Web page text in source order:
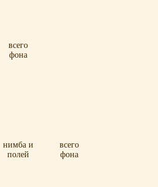
всего
фона
нимба и
полей
всего
фона